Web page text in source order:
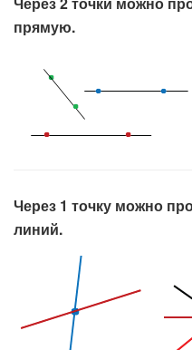
прямую.
Через 1 точку можно
линий.